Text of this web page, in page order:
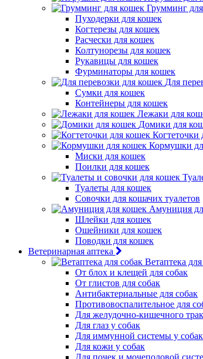
Грумминг
Пуходерки для кошек
Когтерезы для кошек
Расчески для кошек
Колтунорезы для кошек
Рукавицы для кошек
Фурминаторы для кошек
Для
Сумки для кошек
Контейнеры для кошек
Лежаки для
Домики для
Когтеточки
Кормушки
Миски для кошек
Поилки для кошек
Туалеты для кошек
Совочки для кошачих туалетов
Амуниция
Шлейки для кошек
Ошейники для кошек
Поводки для кошек
Ветеринарная аптека
Ветаптека
От блох и клещей для собак
От глистов для собак
Антибактериальные для собак
Противовоспалительное для
Для желудочно-кишечного
Для глаз у собак
Для иммунной системы у собак
Для кожи у собак
Для почек и мочеполовой